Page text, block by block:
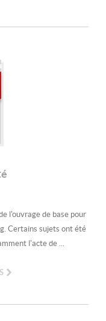
l'ouvrage de base pour
Certains sujets ont été
l'acte de ...